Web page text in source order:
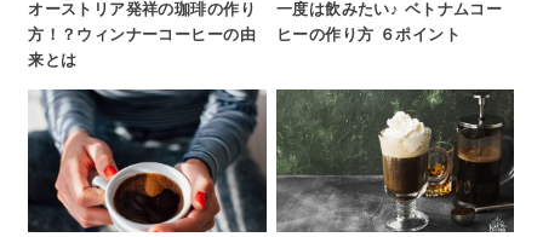
オーストリア発祥の珈琲の作り
方！？ウィンナーコーヒーの由
来とは
一度は飲みたい♪ ベトナムコー
ヒーの作り方 ６ポイント